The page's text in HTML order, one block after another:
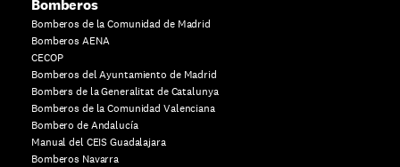
Bomberos
Bomberos de la Comunidad de Madrid
Bomberos AENA
CECOP
Bomberos del Ayuntamiento de Madrid
Bombers de la Generalitat de Catalunya
Bomberos de la Comunidad Valenciana
Bombero de Andalucía
Manual del CEIS Guadalajara
Bomberos Navarra